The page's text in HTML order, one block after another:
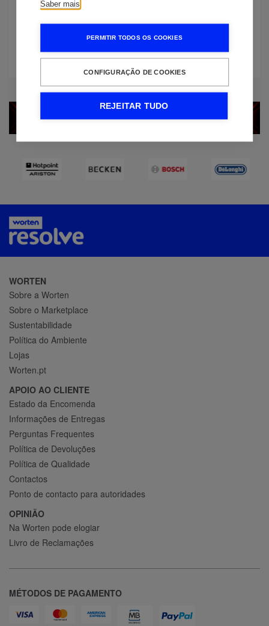
Saber mais
PERMITIR TODOS OS COOKIES
CONFIGURAÇÃO DE COOKIES
REJEITAR TUDO
WORTEN
Sobre a Worten
Sobre o Marketplace
Sustentabilidade
Política do Ambiente
Lojas
Worten.pt
APOIO AO CLIENTE
Estado da Encomenda
Informações de Entregas
Perguntas Frequentes
Política de Devoluções
Política de Qualidade
Contactos
Ponto de contacto para autoridades
OPINIÃO
Na Worten pode elogiar
Livro de Reclamações
MÉTODOS DE PAGAMENTO